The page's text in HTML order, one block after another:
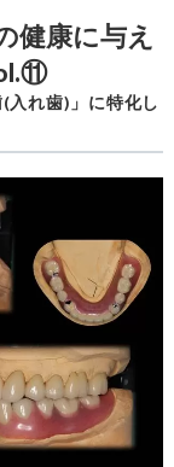
れ歯)」に特化し
健康に与え